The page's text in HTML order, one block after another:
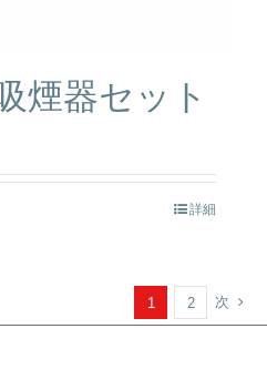
煙器セット
詳細
1 2 次